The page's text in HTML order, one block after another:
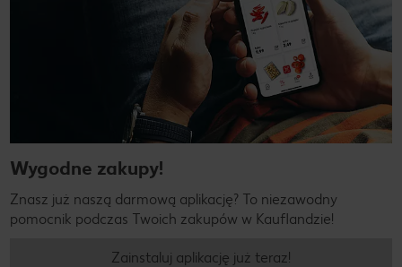
Wygodne zakupy!
Znasz już naszą darmową aplikację? To niezawodny
pomocnik podczas Twoich zakupów w Kauflandzie!
Zainstaluj aplikację już teraz!